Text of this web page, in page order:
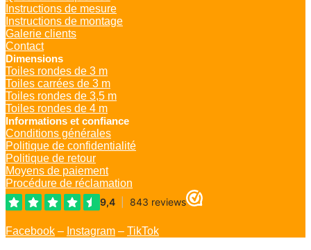
Instructions de mesure
Instructions de montage
Galerie clients
Contact
Dimensions
Toiles rondes de 3 m
Toiles carrées de 3 m
Toiles rondes de 3,5 m
Toiles rondes de 4 m
Informations et confiance
Conditions générales
Politique de confidentialité
Politique de retour
Moyens de paiement
Procédure de réclamation
Facebook – Instagram – TikTok